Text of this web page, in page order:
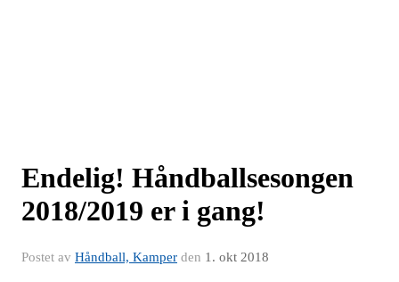
Endelig! Håndballsesongen
2018/2019 er i gang!
Postet av Håndball, Kamper den 1. okt 2018